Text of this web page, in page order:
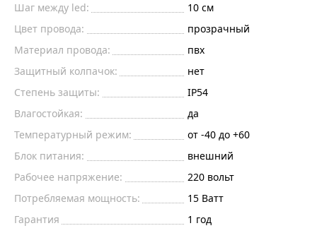
Шаг между led:
10 см
Цвет провода:
прозрачный
Материал провода:
пвх
Защитный колпачок:
нет
Степень защиты:
IP54
Влагостойкая:
да
Температурный режим:
от -40 до +60
Блок питания:
внешний
Рабочее напряжение:
220 вольт
Потребляемая мощность:
15 Ватт
Гарантия
1 год